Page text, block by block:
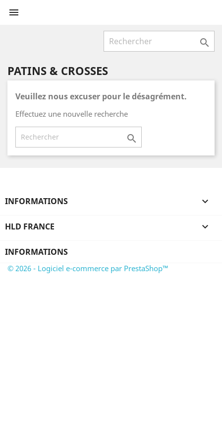


PATINS & CROSSES
Veuillez nous excuser pour le désagrément.
Effectuez une nouvelle recherche

INFORMATIONS 
HLD FRANCE 
INFORMATIONS
© 2026 - Logiciel e-commerce par PrestaShop™